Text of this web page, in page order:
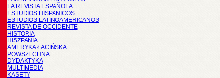
LA REVISTA ESPAÑOLA
ESTUDIOS HISPANICOS
ESTUDIOS LATINOAMERICANOS
REVISTA DE OCCIDENTE
HISTORIA
HISZPANIA
AMERYKA ŁACIŃSKA
POWSZECHNA
DYDAKTYKA
MULTIMEDIA
KASETY